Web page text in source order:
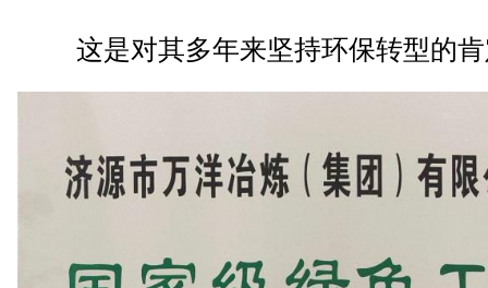
这是对其多年来坚持环保转型的